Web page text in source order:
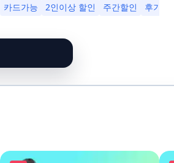
카드가능 2인이상 할인 주간할인 후기할인